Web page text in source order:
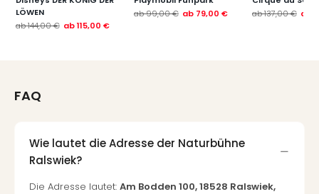
LÖWEN
ab144,00 € ab115,00 €
ab99,00 € ab 79,00 €
ab137,00 € ab
FAQ
Wie lautet die Adresse der Naturbühne
Ralswiek?
Die Adresse lautet: Am Bodden 100, 18528 Ralswiek,